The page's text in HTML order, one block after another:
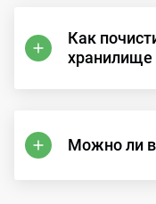
Как
хранилище
Можно ли